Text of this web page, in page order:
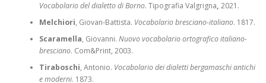
Vocabolario del dialetto di Borno. Tipografia Valgrigna, 2021.
Melchiori, Giovan-Battista. Vocabolario bresciano-italiano. 1817.
Scaramella, Giovanni. Nuovo vocabolario ortografico italiano-
bresciano. Com&Print, 2003.
Tiraboschi, Antonio. Vocabolario dei dialetti bergamaschi antichi
e moderni. 1873.